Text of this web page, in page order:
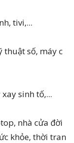
tivi,...
thuật số, máy c
sinh tố,...
nhà cửa đời
khỏe, thời tran